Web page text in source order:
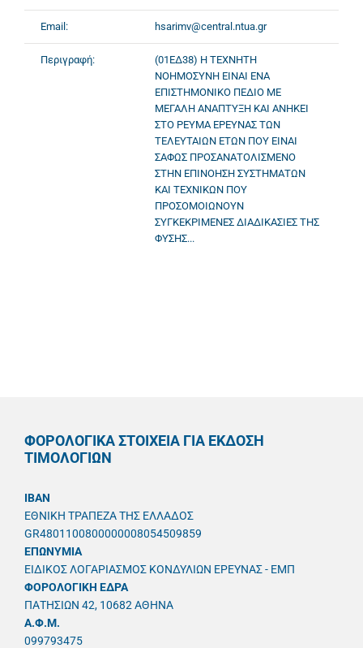
Email: hsarimv@central.ntua.gr
Περιγραφή:
(01ΕΔ38) Η ΤΕΧΝΗΤΗ
ΝΟΗΜΟΣΥΝΗ ΕΙΝΑΙ ΕΝΑ
ΕΠΙΣΤΗΜΟΝΙΚΟ ΠΕΔΙΟ ΜΕ
ΜΕΓΑΛΗ ΑΝΑΠΤΥΞΗ ΚΑΙ ΑΝΗΚΕΙ
ΣΤΟ ΡΕΥΜΑ ΕΡΕΥΝΑΣ ΤΩΝ
ΤΕΛΕΥΤΑΙΩΝ ΕΤΩΝ ΠΟΥ ΕΙΝΑΙ
ΣΑΦΩΣ ΠΡΟΣΑΝΑΤΟΛΙΣΜΕΝΟ
ΣΤΗΝ ΕΠΙΝΟΗΣΗ ΣΥΣΤΗΜΑΤΩΝ
ΚΑΙ ΤΕΧΝΙΚΩΝ ΠΟΥ
ΠΡΟΣΟΜΟΙΩΝΟΥΝ
ΣΥΓΚΕΚΡΙΜΕΝΕΣ ΔΙΑΔΙΚΑΣΙΕΣ ΤΗΣ
ΦΥΣΗΣ...
ΦΟΡΟΛΟΓΙΚΑ ΣΤΟΙΧΕΙΑ ΓΙΑ ΕΚΔΟΣΗ
ΤΙΜΟΛΟΓΙΩΝ
IBAN
ΕΘΝΙΚΗ ΤΡΑΠΕΖΑ ΤΗΣ ΕΛΛΑΔΟΣ
GR4801100800000008054509859
ΕΠΩΝΥΜΙΑ
ΕΙΔΙΚΟΣ ΛΟΓΑΡΙΑΣΜΟΣ ΚΟΝΔΥΛΙΩΝ ΕΡΕΥΝΑΣ - ΕΜΠ
ΦΟΡΟΛΟΓΙΚΗ ΕΔΡΑ
ΠΑΤΗΣΙΩΝ 42, 10682 ΑΘΗΝΑ
A.Φ.Μ.
099793475